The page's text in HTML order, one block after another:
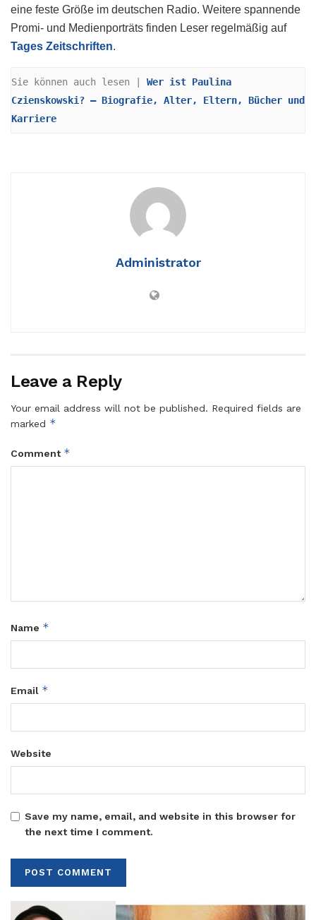
eine feste Größe im deutschen Radio. Weitere spannende
Promi- und Medienporträts finden Leser regelmäßig auf
Tages Zeitschriften.
Sie können auch lesen |
Wer ist Paulina
Czienskowski? – Biografie, Alter, Eltern, Bücher und
Karriere
Administrator
Leave a Reply
Your email address will not be published. Required fields are
marked *
Comment *
Name *
Email *
Website
Save my name, email, and website in this browser for
the next time I comment.